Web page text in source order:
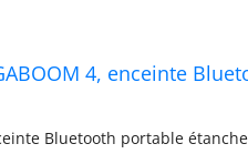
4, enceinte
Bluetooth portable étanche